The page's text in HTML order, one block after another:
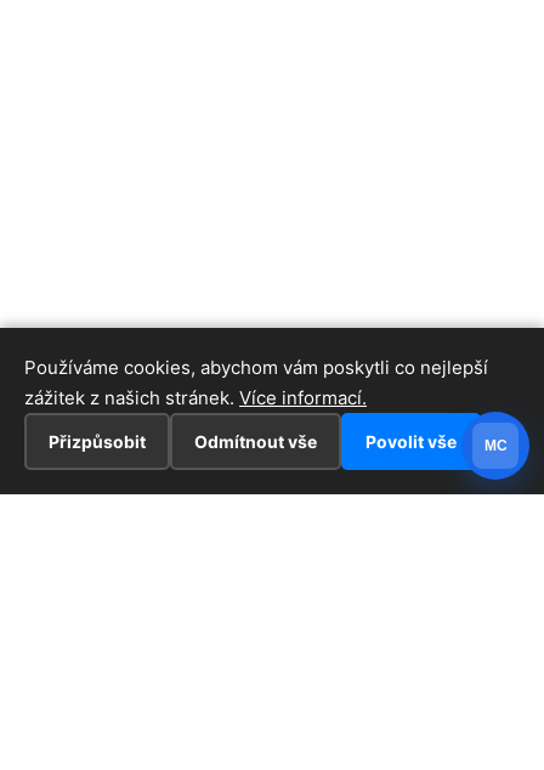
Používáme cookies, abychom vám poskytli co nejlepší
zážitek z našich stránek. Více informací.
Přizpůsobit Odmítnout vše Povolit vše MC